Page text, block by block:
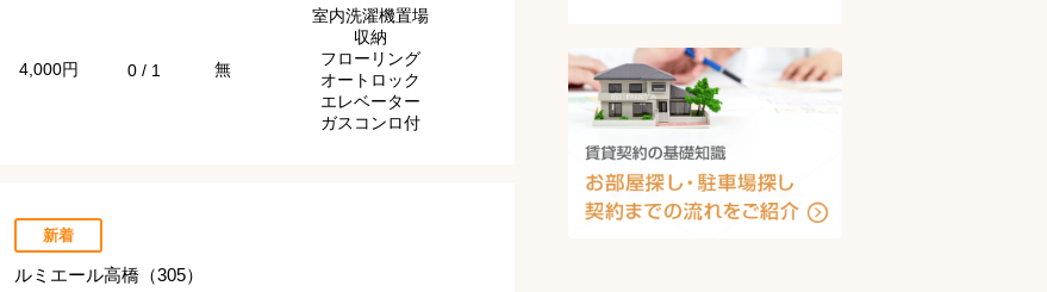
4,000円 0 / 1 無
室内洗濯機置場
収納
フローリング
オートロック
エレベーター
ガスコンロ付
新着
ルミエール高橋（305）